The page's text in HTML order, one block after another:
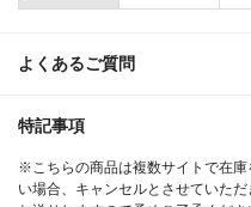
よくあるご質問
特記事項
※こちらの商品は複数サイトで在
い場合、キャンセルとさせていた